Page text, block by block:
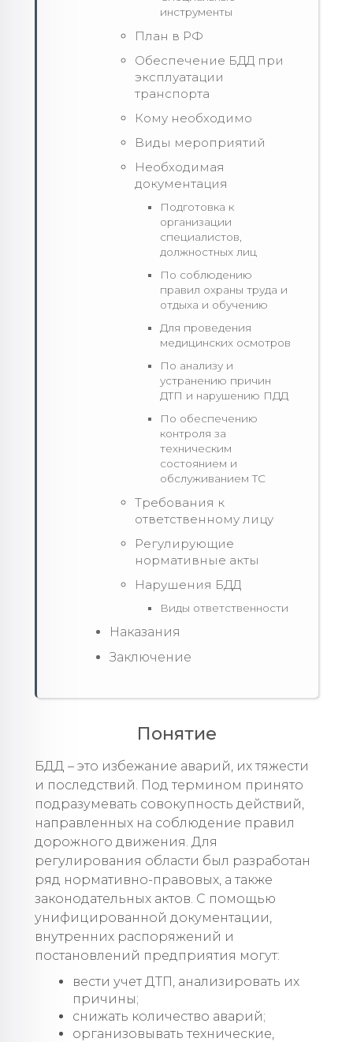
инструменты
План в РФ
Обеспечение БДД при
эксплуатации
транспорта
Кому необходимо
Виды мероприятий
Необходимая
документация
Подготовка к
организации
специалистов,
должностных лиц
По соблюдению
правил охраны труда и
отдыха и обучению
Для проведения
медицинских осмотров
По анализу и
устранению причин
ДТП и нарушению ПДД
По обеспечению
контроля за
техническим
состоянием и
обслуживанием ТС
Требования к
ответственному лицу
Регулирующие
нормативные акты
Нарушения БДД
Виды ответственности
Наказания
Заключение
Понятие
БДД – это избежание аварий, их тяжести
и последствий. Под термином принято
подразумевать совокупность действий,
направленных на соблюдение правил
дорожного движения. Для
регулирования области был разработан
ряд нормативно-правовых, а также
законодательных актов. С помощью
унифицированной документации,
внутренних распоряжений и
постановлений предприятия могут:
вести учет ДТП, анализировать их
причины;
снижать количество аварий;
организовывать технические,